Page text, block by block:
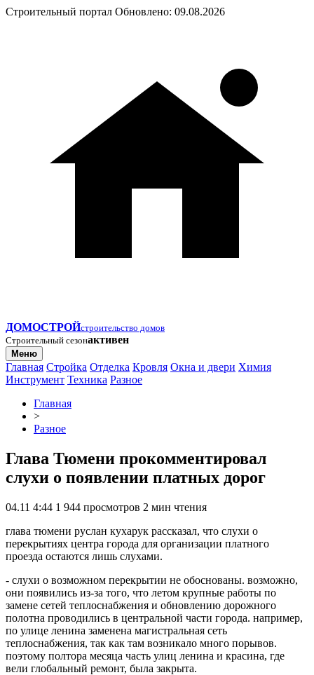
Строительный портал Обновлено: 09.08.2026
ДОМОСТРОЙстроительство домов
Строительный сезонактивен
Меню
Главная Стройка Отделка Кровля Окна и двери Химия
Инструмент Техника Разное
Главная
>
Разное
Глава Тюмени прокомментировал
слухи о появлении платных дорог
04.11 4:44 1 944 просмотров 2 мин чтения
глава тюмени руслан кухарук рассказал, что слухи о
перекрытиях центра города для организации платного
проезда остаются лишь слухами.
- слухи о возможном перекрытии не обоснованы. возможно,
они появились из-за того, что летом крупные работы по
замене сетей теплоснабжения и обновлению дорожного
полотна проводились в центральной части города. например,
по улице ленина заменена магистральная сеть
теплоснабжения, так как там возникало много порывов.
поэтому полтора месяца часть улиц ленина и красина, где
вели глобальный ремонт, была закрыта.